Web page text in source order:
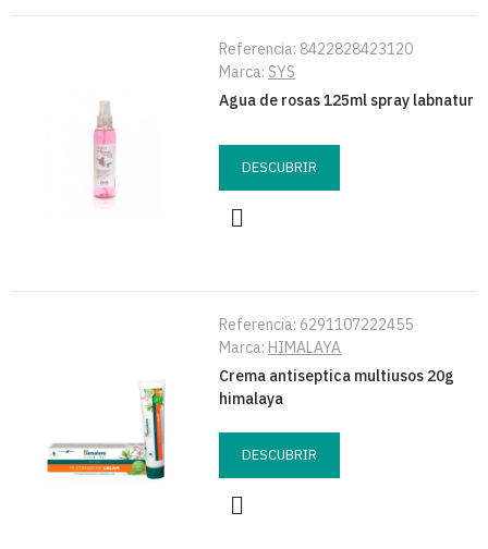
Referencia: 8422828423120
Marca: SYS
Agua de rosas 125ml spray labnatur
DESCUBRIR
Referencia: 6291107222455
Marca: HIMALAYA
Crema antiseptica multiusos 20g
himalaya
DESCUBRIR